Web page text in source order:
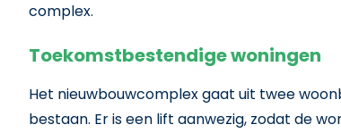
complex.
Toekomstbestendige woningen
Het nieuwbouwcomplex gaat uit twee
bestaan. Er is een lift aanwezig, zodat de